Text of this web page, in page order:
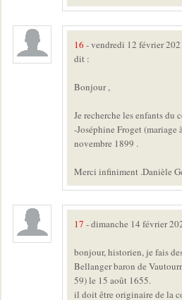
16 - vendredi 12 février
dit :
Bonjour ,
Je recherche les enfants du
-Joséphine Froget
novembre 1899 .
Merci infiniment .Danièle
17 - dimanche 14 février
bonjour, historien, je fais
Bellanger baron de
59) le 15 août 1655.
il doit être originaire de la